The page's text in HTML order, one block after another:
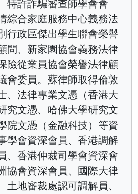
特許詐騙審查師學會會
綜合家庭服務中心義務法
行政區傑出學生聯會榮譽
問、新家園協會義務法律
險從業員協會榮譽法律顧
會委員。蘇律師取得倫敦
、法律專業文憑（香港大
究文憑、哈佛大學研究文
院文憑（金融科技）等資
學會資深會員、香港調解
、香港仲裁司學會資深會
協會資深會員、國際大律
土地審裁處認可調解員、